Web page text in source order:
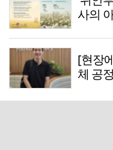
사의
[현장
체 공